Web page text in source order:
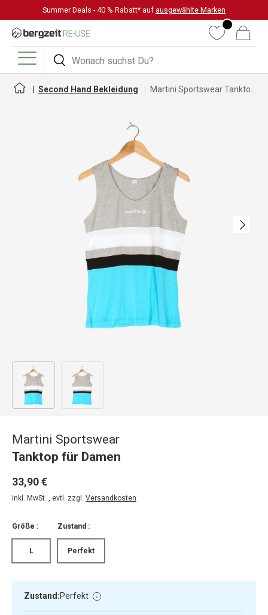
DIREKT ZUM INHALT
Summer Deals - 40 % Rabatt* auf ausgewählte Marken
Suchen
Suchen
WunschlisteWarenkorb
Menü
Second Hand Bekleidung
Nächste
Bild 1 in Galerieansicht laden
Martini Sportswear
Tanktop für Damen
33,90 €
inkl. MwSt. , evtl. zzgl. Versandkosten
Größe :
L
Zustand :
Perfekt
Zustand:Perfekt